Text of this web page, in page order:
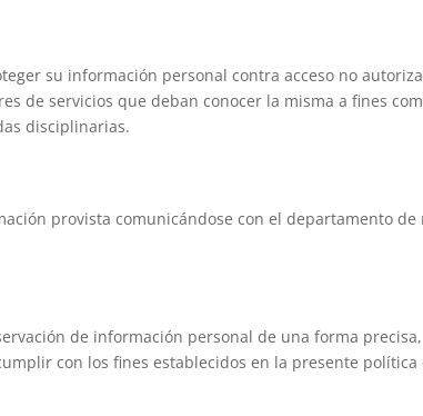
su información personal contra acceso no
de servicios que deban conocer la misma a fines
disciplinarias.
provista comunicándose con el departamento de
de información personal de una forma
con los fines establecidos en la presente